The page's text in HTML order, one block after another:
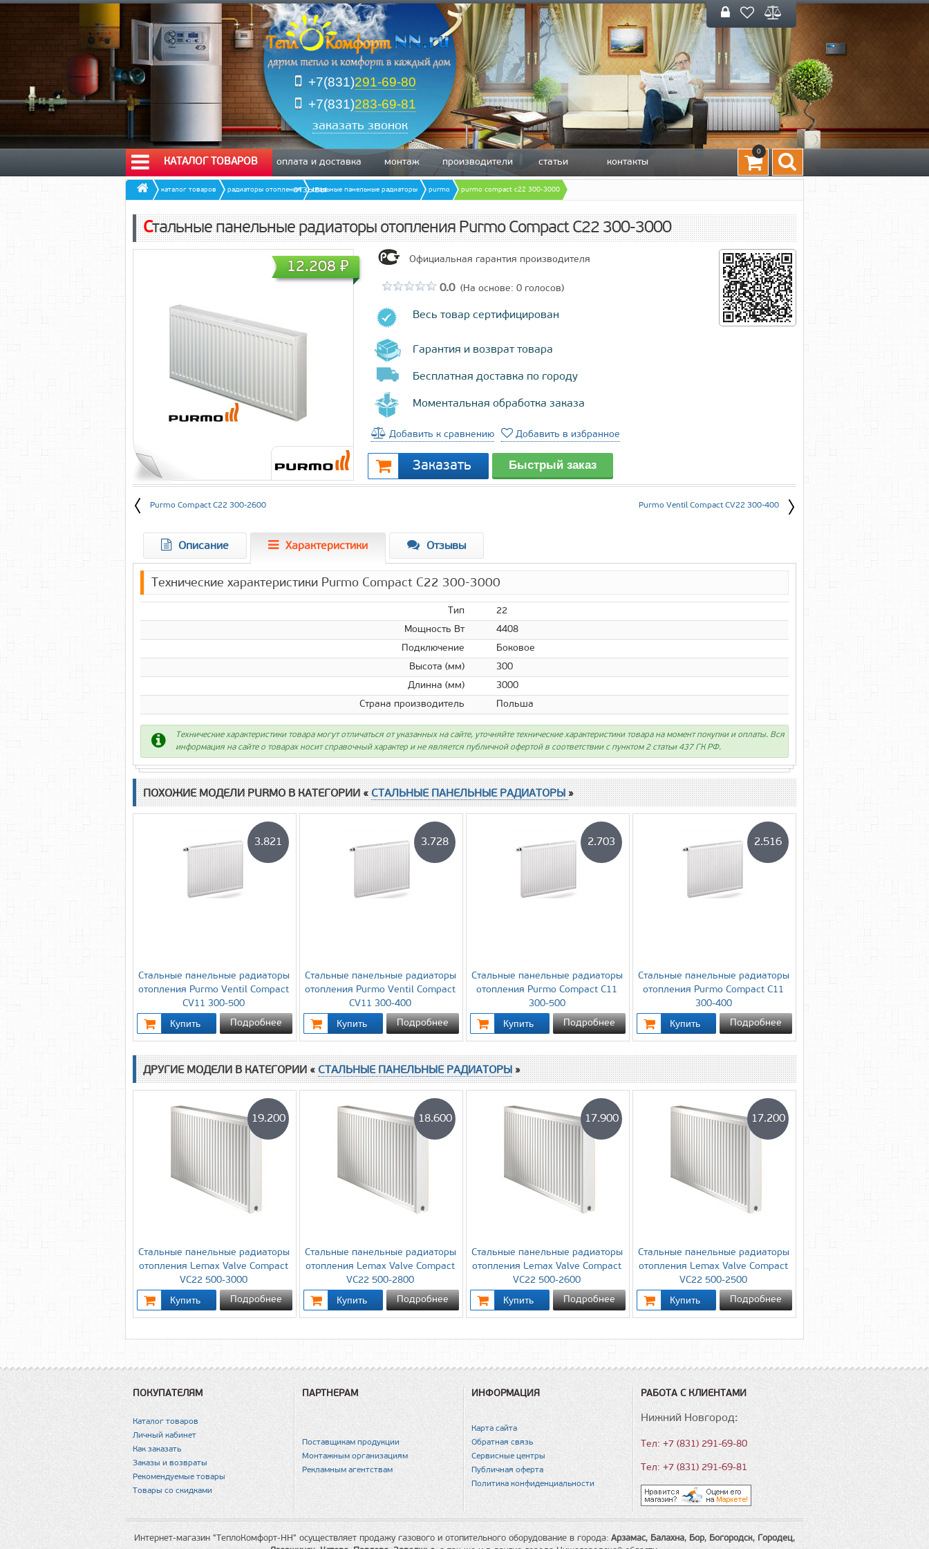
+7(831)291-69-80
+7(831)283-69-81
заказать звонок
КАТАЛОГ ТОВАРОВ оплата и доставка монтаж производители статьи контакты
отзывы
0
каталог товаров радиаторы отопления стальные панельные радиаторы purmo purmo compact c22 300-3000
Стальные панельные радиаторы отопления Purmo Compact C22 300-3000
12.208₽ Официальная гарантия производителя
0.0 (На основе: 0 голосов)
Весь товар сертифицирован
Гарантия и возврат товара
Бесплатная доставка по городу
Моментальная обработка заказа
Добавить к сравнению Добавить в избранное
Purmo Compact C22 300-2600 Purmo Ventil Compact CV22 300-400
Описание Характеристики Отзывы
Технические характеристики Purmo Compact C22 300-3000
Тип
22
Мощность Вт
4408
Подключение
Боковое
Высота (мм)
300
Длинна (мм)
3000
Страна производитель
Польша
Технические характеристики товара могут отличаться от указанных на сайте, уточняйте технические характеристики товара на момент покупки и оплаты. Вся
информация на сайте о товарах носит справочный характер и не является публичной офертой в соответствии с пунктом 2 статьи 437 ГК РФ.
ПОХОЖИЕ МОДЕЛИ PURMO В КАТЕГОРИИ «СТАЛЬНЫЕ ПАНЕЛЬНЫЕ РАДИАТОРЫ»
Стальные панельные радиаторы
отопления Purmo Ventil Compact
CV11 300-500
3.821
Подробнее
Стальные панельные радиаторы
отопления Purmo Ventil Compact
CV11 300-400
3.728
Подробнее
Стальные панельные радиаторы
отопления Purmo Compact C11
300-500
2.703
Подробнее
Стальные панельные радиаторы
отопления Purmo Compact C11
300-400
2.516
Подробнее
ДРУГИЕ МОДЕЛИ В КАТЕГОРИИ «СТАЛЬНЫЕ ПАНЕЛЬНЫЕ РАДИАТОРЫ»
Стальные панельные радиаторы
отопления Lemax Valve Compact
VC22 500-3000
19.200
Подробнее
Стальные панельные радиаторы
отопления Lemax Valve Compact
VC22 500-2800
18.600
Подробнее
Стальные панельные радиаторы
отопления Lemax Valve Compact
VC22 500-2600
17.900
Подробнее
Стальные панельные радиаторы
отопления Lemax Valve Compact
VC22 500-2500
17.200
Подробнее
ПОКУПАТЕЛЯМ
Каталог товаров
Личный кабинет
Как заказать
Заказы и возвраты
Рекомендуемые товары
Товары со скидками
ПАРТНЕРАМ
Поставщикам продукции
Монтажным организациям
Рекламным агентствам
ИНФОРМАЦИЯ
Карта сайта
Обратная связь
Сервисные центры
Публичная оферта
Политика конфиденциальности
РАБОТА С КЛИЕНТАМИ
Нижний Новгород:
Тел: +7 (831) 291-69-80
Тел: +7 (831) 291-69-81
Интернет-магазин "ТеплоКомфорт-НН" осуществляет продажу газового и отопительного оборудование в города: Арзамас, Балахна, Бор, Богородск, Городец,